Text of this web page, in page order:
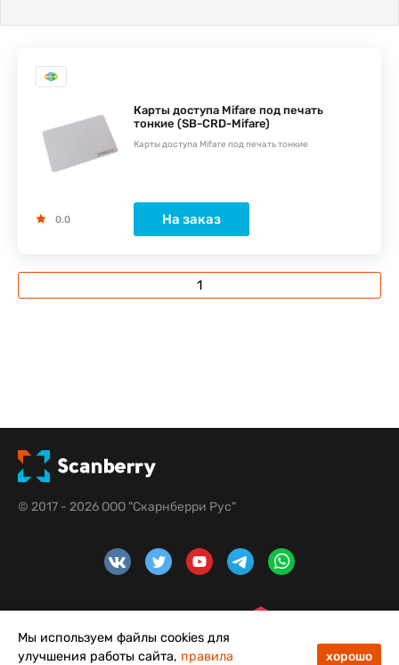
0.0
Карты доступа Mifare под печать
тонкие (SB-CRD-Mifare)
Карты доступа Mifare под печать тонкие
На заказ
1
© 2017 - 2026 ООО "Скарнберри Рус"
Мы используем файлы cookies для
улучшения работы сайта, правила хорошо